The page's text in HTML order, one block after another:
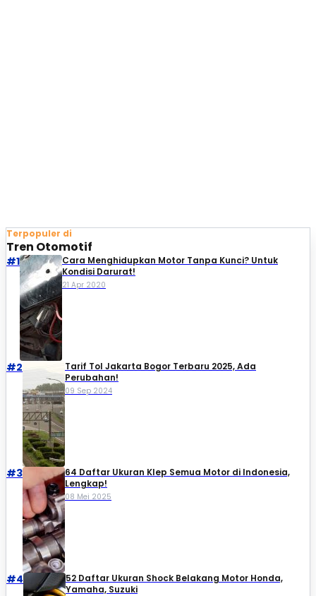
Terpopuler di
Tren Otomotif
#1
Cara Menghidupkan Motor Tanpa Kunci? Untuk
Kondisi Darurat!
21 Apr 2020
#2
Tarif Tol Jakarta Bogor Terbaru 2025, Ada
Perubahan!
09 Sep 2024
#3
64 Daftar Ukuran Klep Semua Motor di Indonesia,
Lengkap!
08 Mei 2025
#4
52 Daftar Ukuran Shock Belakang Motor Honda,
Yamaha, Suzuki​